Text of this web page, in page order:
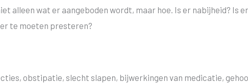
alleen wat er aangeboden wordt, maar hoe. Is er nabijheid? Is
te moeten presteren?
obstipatie, slecht slapen, bijwerkingen van medicatie,